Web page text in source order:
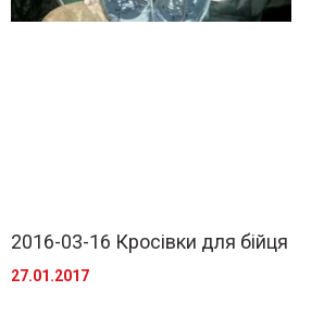
2016-03-16 Кросівки для бійця
27.01.2017